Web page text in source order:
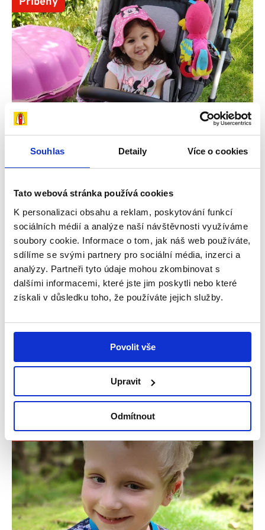
Souhlas Detaily Více o cookies
Tato webová stránka používá cookies
K personalizaci obsahu a reklam, poskytování funkcí
sociálních médií a analýze naší návštěvnosti využíváme
soubory cookie. Informace o tom, jak náš web používáte,
sdílíme se svými partnery pro sociální média, inzerci a
analýzy. Partneři tyto údaje mohou zkombinovat s
dalšími informacemi, které jste jim poskytli nebo které
získali v důsledku toho, že používáte jejich služby.
Povolit vše
Upravit
Odmítnout
29. 7. 2026
Snažíme se dělat vše potřebné, aby dcera
byla šťastná – příběh Amálky
čtyřčlenná rodina – maminka Iva, tatínek Pavel a
jejich dvě dcery, Natálka...
Číst více
Příběhy